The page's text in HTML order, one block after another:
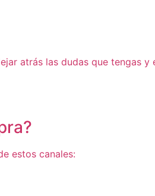
atrás las dudas que tengas y
estos canales: